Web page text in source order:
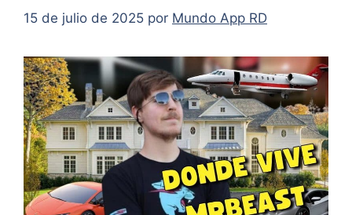
15 de julio de 2025 por Mundo App RD